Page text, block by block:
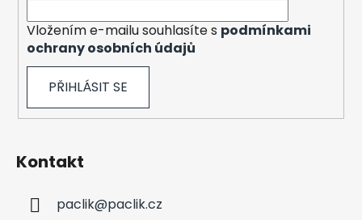
Vložením e-mailu souhlasíte s podmínkami
ochrany osobních údajů
PŘIHLÁSIT SE
Kontakt
paclik@paclik.cz